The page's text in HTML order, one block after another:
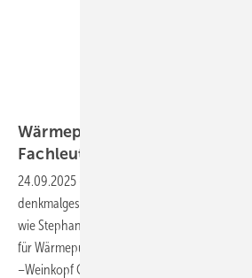
Wärmepumpen im Altbau: Ein
Fachleute
24.09.2025
denkmalgeschützte Altbauten gilt oft als
wie Stephan Neumann-Weinkopf beobachtet.
für Wärmepumpen und Geschäftsführer des
–Weinkopf GmbH au s ­Scheuerfeld im